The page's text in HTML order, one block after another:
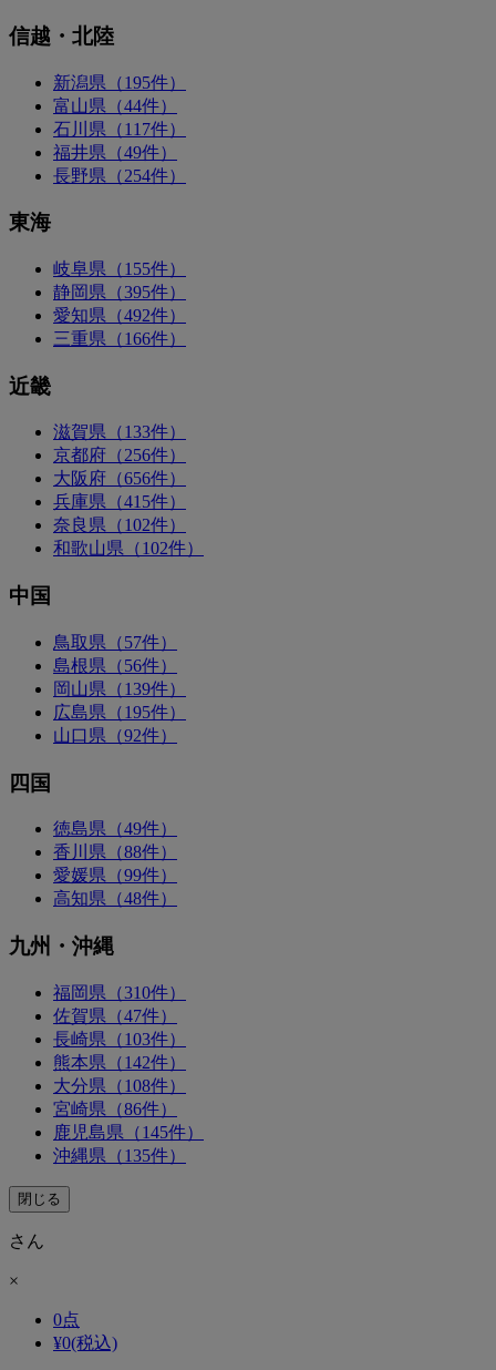
信越・北陸
新潟県（195件）
富山県（44件）
石川県（117件）
福井県（49件）
長野県（254件）
東海
岐阜県（155件）
静岡県（395件）
愛知県（492件）
三重県（166件）
近畿
滋賀県（133件）
京都府（256件）
大阪府（656件）
兵庫県（415件）
奈良県（102件）
和歌山県（102件）
中国
鳥取県（57件）
島根県（56件）
岡山県（139件）
広島県（195件）
山口県（92件）
四国
徳島県（49件）
香川県（88件）
愛媛県（99件）
高知県（48件）
九州・沖縄
福岡県（310件）
佐賀県（47件）
長崎県（103件）
熊本県（142件）
大分県（108件）
宮崎県（86件）
鹿児島県（145件）
沖縄県（135件）
閉じる
さん
×
0点
¥0(税込)